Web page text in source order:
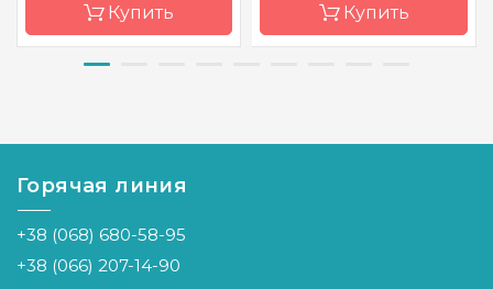
Купить
Страна-
Украина
Размер 17х22,5см.
Купить
Страна-
Украина
Горячая линия
+38 (068) 680-58-95
+38 (066) 207-14-90